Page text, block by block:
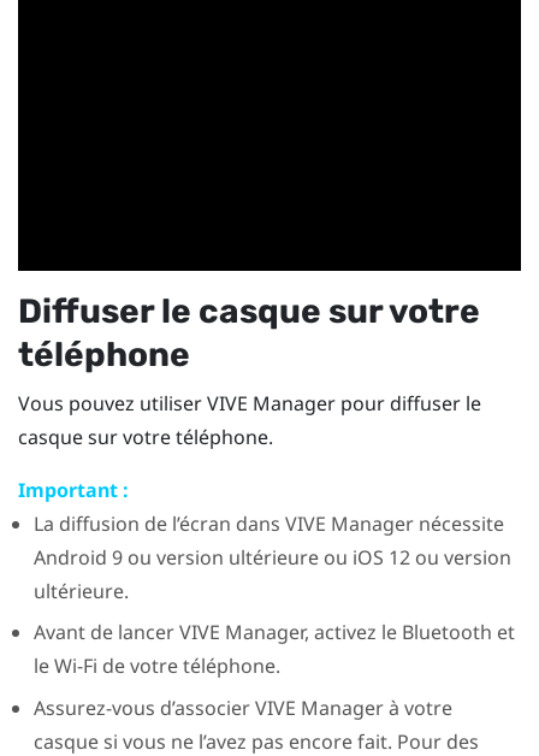
Diffuser le casque sur votre
téléphone
Vous pouvez utiliserVIVE Manager pour diffuser le
casque sur votre téléphone.
Important :
La diffusion de l’écran dans VIVE Managernécessite
Android 9 ou version ultérieure ou iOS 12 ou version
ultérieure.
Avant de lancerVIVE Manager, activez le Bluetooth et
leWi-Fi de votre téléphone.
Assurez-vous d’associerVIVE Managerà votre
casque si vous ne l’avez pas encore fait. Pour des